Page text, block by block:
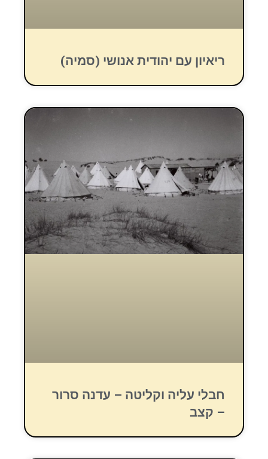
ריאיון עם יהודית אנושי (סמיה)
חבלי עליה וקליטה – עדנה סרור
– קצב